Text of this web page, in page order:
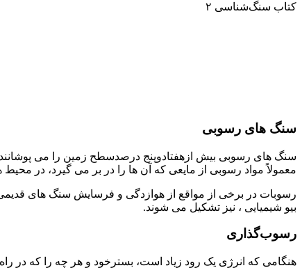
کتاب سنگ‌شناسی ۲
سنگ های رسوبی
سنگ های رسوبی بیش ازهفتادوپنج درصدسطح زمین را می
معمولاً مواد رسوبی از مایعی که آن ها را در بر می گیرد، در
رسوبات در برخی از مواقع از هوازدگی و فرسایش سنگ های قدیمی
بیو شیمیایی ، نیز تشکیل می شوند.
رسوب‌گذارى
هنگامى که انرژى یک رود زیاد است، بسترخود و هر چه را که در